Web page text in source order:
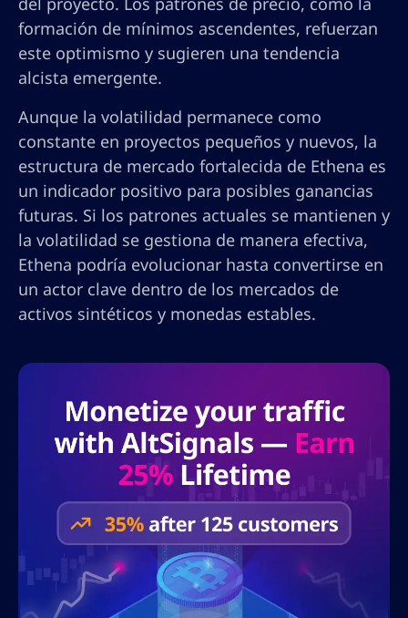
formación de mínimos ascendentes, refuerzan
este optimismo y sugieren una tendencia
alcista emergente.
Aunque la volatilidad permanece como
constante en proyectos pequeños y nuevos, la
estructura de mercado fortalecida de Ethena es
un indicador positivo para posibles ganancias
futuras. Si los patrones actuales se mantienen y
la volatilidad se gestiona de manera efectiva,
Ethena podría evolucionar hasta convertirse en
un actor clave dentro de los mercados de
activos sintéticos y monedas estables.